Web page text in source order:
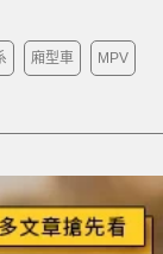
廂型車 MPV